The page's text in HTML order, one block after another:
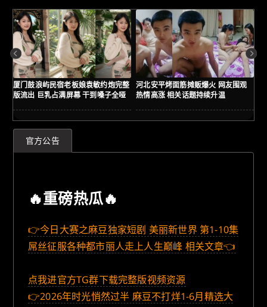
厦门鼓浪屿民宿老板娘袁敏约炮完整
版流出 巨乳占满屏幕 干到嗓子全哑
河北安平烤面筋摊贩爆火 网友围观
热情高涨 相关话题持续升温
官方公告
🔥重磅热瓜🔥
👉今日大赛之麻豆独家短剧 美丽新世界 第1-10集
屌丝征服各种都市丽人走上人生巅峰 相关文章👈
点我进官方TG群下载完整版视频资源
👉2026年时光悄然过半 麻豆不打烊1-6月精选大